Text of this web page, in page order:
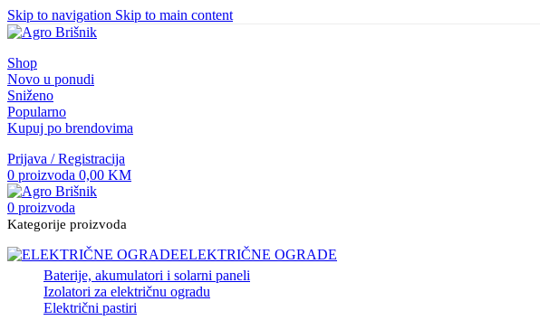
Skip to navigation Skip to main content
Shop
Novo u ponudi
Sniženo
Popularno
Kupuj po brendovima
Prijava / Registracija
0 proizvoda 0,00 KM
0 proizvoda
Kategorije proizvoda
ELEKTRIČNE OGRADE
Baterije, akumulatori i solarni paneli
Izolatori za električnu ogradu
Električni pastiri